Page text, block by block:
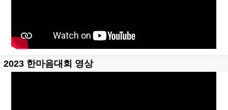
2023 한마음대회 영상